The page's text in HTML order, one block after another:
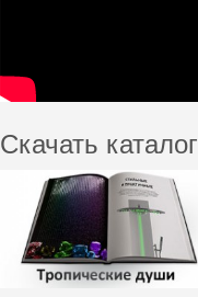
Скачать каталог